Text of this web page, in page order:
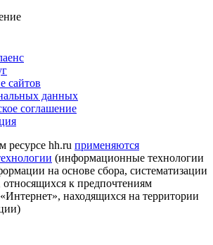
сайтов
данных
соглашение
hh.ru применяются
(информационные технологии
на основе сбора, систематизации
относящихся к предпочтениям
находящихся на территории